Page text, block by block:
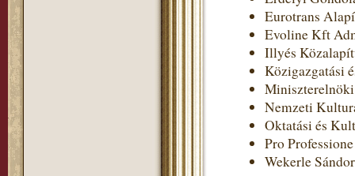
Eurotrans
Evoline Kft
Illyés
Közigazgatási
Nemzeti
Oktatási és
Pro
Wekerle